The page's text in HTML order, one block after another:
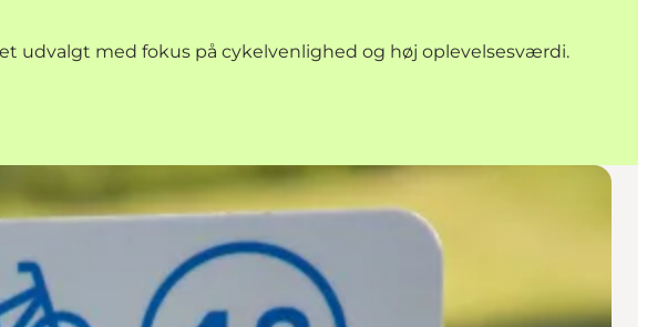
udvalgt med fokus på cykelvenlighed og høj oplevelsesværdi.